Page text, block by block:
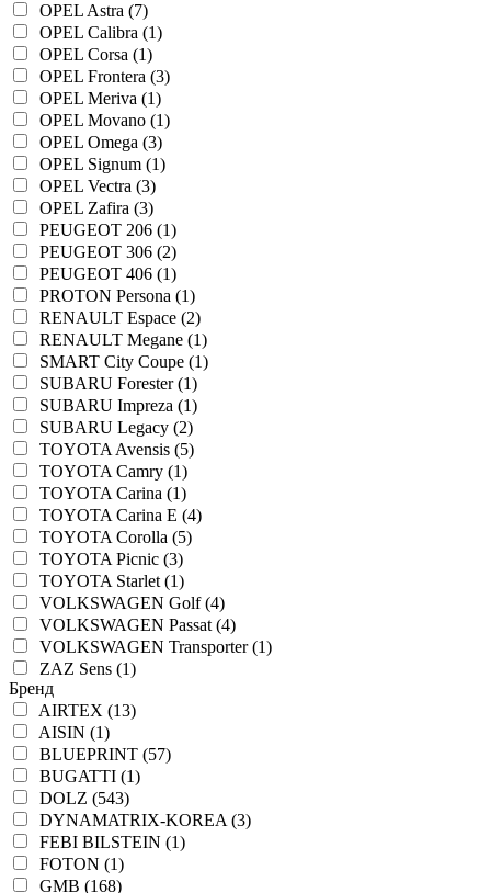
OPEL Astra (7)
OPEL Calibra (1)
OPEL Corsa (1)
OPEL Frontera (3)
OPEL Meriva (1)
OPEL Movano (1)
OPEL Omega (3)
OPEL Signum (1)
OPEL Vectra (3)
OPEL Zafira (3)
PEUGEOT 206 (1)
PEUGEOT 306 (2)
PEUGEOT 406 (1)
PROTON Persona (1)
RENAULT Espace (2)
RENAULT Megane (1)
SMART City Coupe (1)
SUBARU Forester (1)
SUBARU Impreza (1)
SUBARU Legacy (2)
TOYOTA Avensis (5)
TOYOTA Camry (1)
TOYOTA Carina (1)
TOYOTA Carina E (4)
TOYOTA Corolla (5)
TOYOTA Picnic (3)
TOYOTA Starlet (1)
VOLKSWAGEN Golf (4)
VOLKSWAGEN Passat (4)
VOLKSWAGEN Transporter (1)
ZAZ Sens (1)
Бренд
AIRTEX (13)
AISIN (1)
BLUEPRINT (57)
BUGATTI (1)
DOLZ (543)
DYNAMATRIX-KOREA (3)
FEBI BILSTEIN (1)
FOTON (1)
GMB (168)